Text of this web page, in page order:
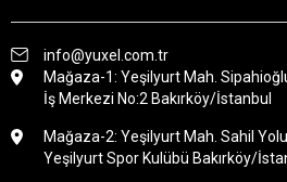
info@yuxel.com.tr
Mağaza-1: Yeşilyurt Mah.
İş Merkezi No:2 Bakırköy/İstanbul
Mağaza-2: Yeşilyurt Mah. Sahil
Yeşilyurt Spor Kulübü Bakırköy/